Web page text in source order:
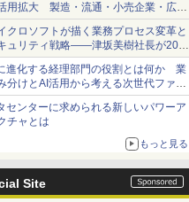
用拡大 製造・流通・小売企業・広告
どが実装フェーズへ
クロソフトが描く業務プロセス変革と
ュリティ戦略――津坂美樹社長が2027
を説明
進化する経理部門の役割とは何か 業
分けとAI活用から考える次世代ファイ
略
センターに求められる新しいパワーア
チャとは
もっと見る
Site